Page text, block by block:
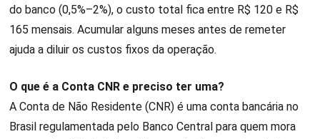
do banco (0,5%–2%), o custo total fica entre R$ 120 e R$
165 mensais. Acumular alguns meses antes de remeter
ajuda a diluir os custos fixos da operação.
O que é a Conta CNR e preciso ter uma?
A Conta de Não Residente (CNR) é uma conta bancária no
Brasil regulamentada pelo Banco Central para quem mora